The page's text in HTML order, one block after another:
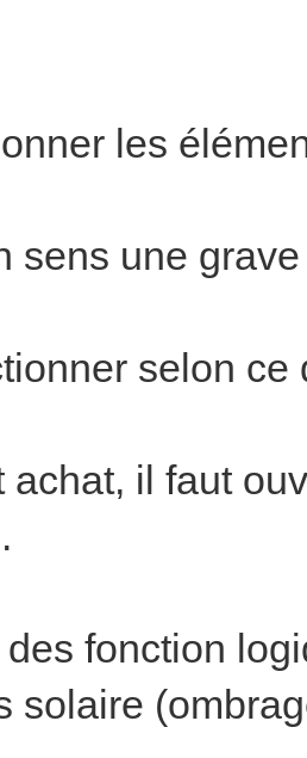
les
sens une
selon
achat, il faut
fonction
solaire